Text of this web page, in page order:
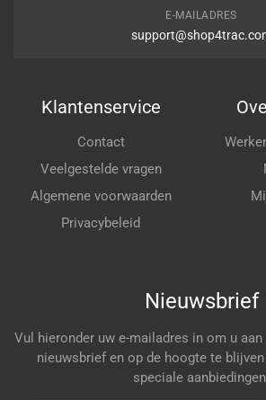
E-MAILADRES
Klantenservice
Contact
Veelgestelde vragen
Algemene voorwaarden
Privacybeleid
Nieuwsbrief
Vul hieronder uw e-mailadres in om u
nieuwsbrief en op de hoogte te
speciale